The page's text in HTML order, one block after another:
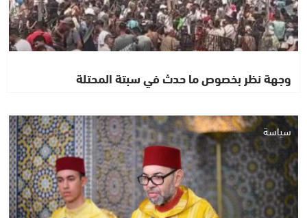
وجهة نظر بخصوص ما حدث في سبتة المحتلة
سياسة